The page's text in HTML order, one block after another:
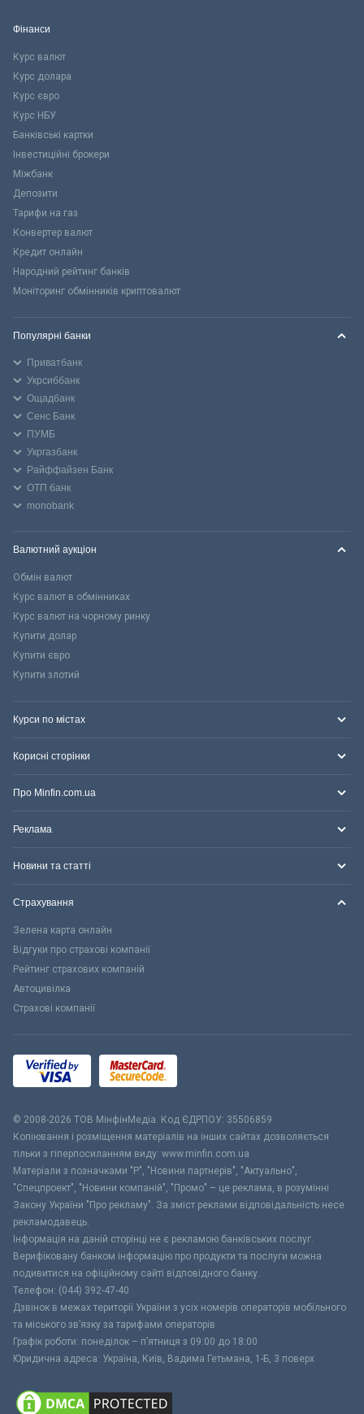
Фінанси
Курс валют
Курс долара
Курс євро
Курс НБУ
Банківські картки
Інвестиційні брокери
Міжбанк
Депозити
Тарифи на газ
Конвертер валют
Кредит онлайн
Народний рейтинг банків
Моніторинг обмінників криптовалют
Популярні банки
Приватбанк
Укрсиббанк
Ощадбанк
Сенс Банк
ПУМБ
Укргазбанк
Райффайзен Банк
ОТП банк
monobank
Валютний аукціон
Обмін валют
Курс валют в обмінниках
Курс валют на чорному ринку
Купити долар
Купити євро
Купити злотий
Курси по містах
Корисні сторінки
Про Minfin.com.ua
Реклама
Новини та статті
Страхування
Зелена карта онлайн
Відгуки про страхові компанії
Рейтинг страхових компаній
Автоцивілка
Страхові компанії
© 2008-2026 ТОВ МiнфiнМедiа. Код ЄДРПОУ: 35506859
Копіювання і розміщення матеріалів на інших сайтах дозволяється
тільки з гіперпосиланням виду: www.minfin.com.ua
Матеріали з позначками "Р", "Новини партнерів", "Актуально",
"Спецпроект", "Новини компаній", "Промо" – це реклама, в розумінні
Закону України "Про рекламу". За зміст реклами відповідальність несе
рекламодавець.
Інформація на даній сторінці не є рекламою банківських послуг.
Верифіковану банком інформацію про продукти та послуги можна
подивитися на офіційному сайті відповідного банку.
Телефон: (044) 392-47-40
Дзвінок в межах території України з усіх номерів операторів мобільного
та міського зв’язку за тарифами операторів
Графік роботи: понеділок – п’ятниця з 09:00 до 18:00
Юридична адреса: Україна, Київ, Вадима Гетьмана, 1-Б, 3 поверх